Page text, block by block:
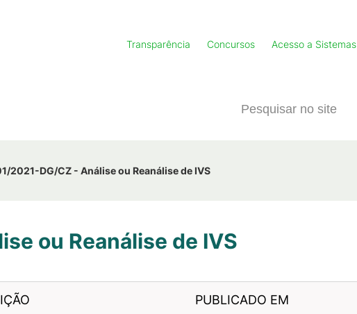
Transparência Concursos Acesso a Sistemas
2021-DG/CZ - Análise ou Reanálise de IVS
ou Reanálise de IVS
PUBLICADO EM